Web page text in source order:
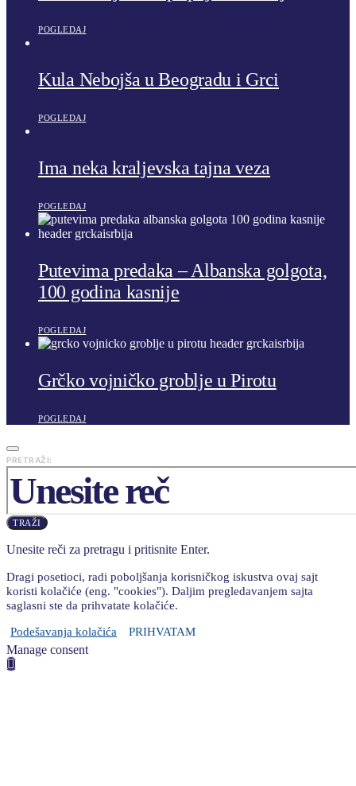
POGLEDAJ
Kula Nebojša u Beogradu i Grci
POGLEDAJ
Ima neka kraljevska tajna veza
POGLEDAJ
Putevima predaka – Albanska golgota,
100 godina kasnije
POGLEDAJ
Grčko vojničko groblje u Pirotu
POGLEDAJ
PRETRAŽI:
TRAŽI
Unesite reči za pretragu i pritisnite Enter.
Dragi posetioci, radi poboljšanja korisničkog iskustva ovaj sajt
koristi kolačiće (eng. "cookies"). Daljim pregledavanjem sajta
saglasni ste da prihvatate kolačiće.
Podešavanja kolačića PRIHVATAM
Manage consent